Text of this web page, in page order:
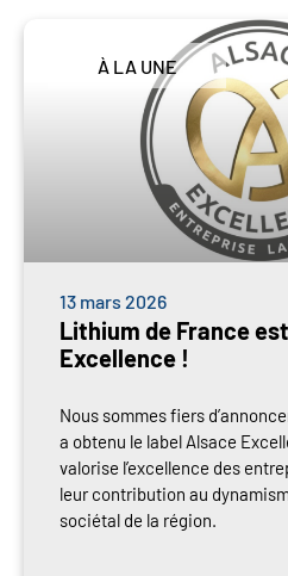
À LA UNE
13 mars 2026
Lithium de France
Excellence !
Nous sommes fiers
a obtenu le label Alsace
valorise l’excellence des
leur contribution au
sociétal de la région.